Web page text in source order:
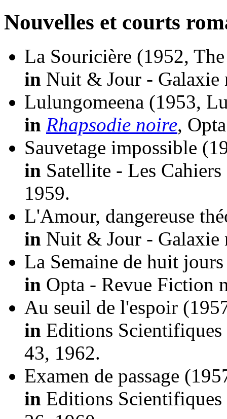
Nouvelles et courts
La Souricière (1952,
in Nuit & Jour - Galaxie
Lulungomeena (1953,
in Rhapsodie noire,
Sauvetage impossible
in Satellite - Les
1959.
L'Amour, dangereuse
in Nuit & Jour - Galaxie
La Semaine de huit jours
in Opta - Revue Fiction
Au seuil de l'espoir
in Editions
43, 1962.
Examen de passage
in Editions